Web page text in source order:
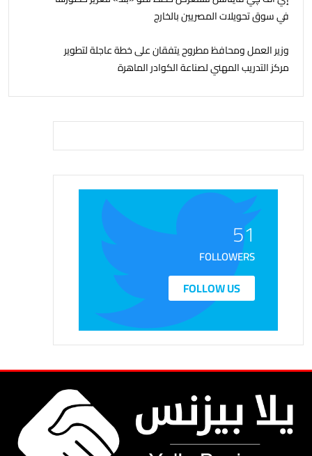
في سوق تحويلات المصريين بالخارج
وزير العمل ومحافظ مطروح يتفقان على خطة عاجلة لتطوير
مركز التدريب المهني لصناعة الكوادر الماهرة
51
FOLLOWERS
FOLLOW US